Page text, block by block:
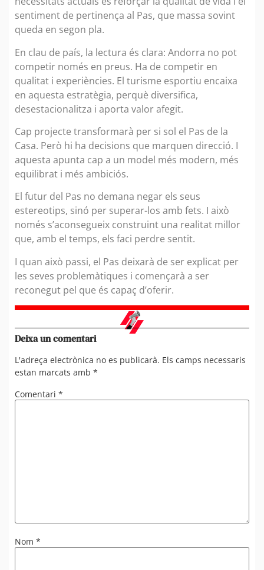
sentiment de pertinença al Pas, que massa sovint
queda en segon pla.
En clau de país, la lectura és clara: Andorra no pot
competir només en preus. Ha de competir en
qualitat i experiències. El turisme esportiu encaixa
en aquesta estratègia, perquè diversifica,
desestacionalitza i aporta valor afegit.
Cap projecte transformarà per si sol el Pas de la
Casa. Però hi ha decisions que marquen direcció. I
aquesta apunta cap a un model més modern, més
equilibrat i més ambiciós.
El futur del Pas no demana negar els seus
estereotips, sinó per superar-los amb fets. I això
només s’aconsegueix construint una realitat millor
que, amb el temps, els faci perdre sentit.
I quan això passi, el Pas deixarà de ser explicat per
les seves problemàtiques i començarà a ser
reconegut pel que és capaç d’oferir.
Deixa un comentari
L'adreça electrònica no es publicarà. Els camps necessaris
estan marcats amb *
Comentari *
Nom *